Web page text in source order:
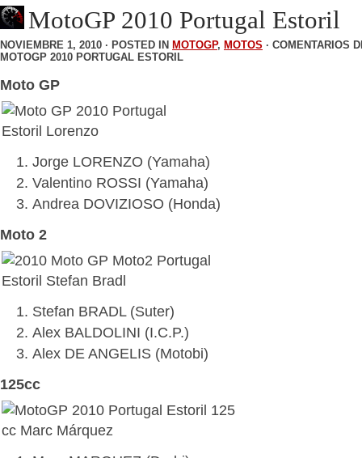
MotoGP 2010 Portugal Estoril
NOVIEMBRE 1, 2010 · POSTED IN MOTOGP, MOTOS · COMENTARIOS
MOTOGP 2010 PORTUGAL ESTORIL
Moto GP
Jorge LORENZO (Yamaha)
Valentino ROSSI (Yamaha)
Andrea DOVIZIOSO (Honda)
Moto 2
Stefan BRADL (Suter)
Alex BALDOLINI (I.C.P.)
Alex DE ANGELIS (Motobi)
125cc